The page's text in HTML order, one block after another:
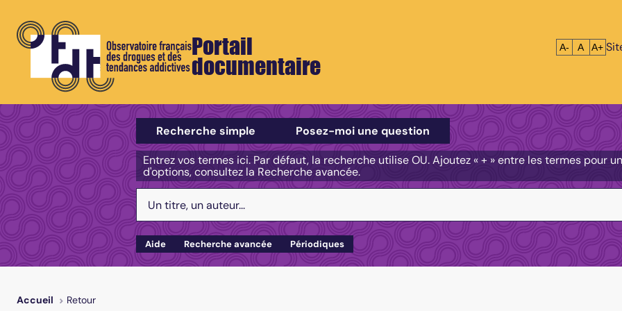
Portail
documentaire
Réduire le
A- A A+
Sélectionner un type de recherche
Recherche simple
Posez-moi une question
Entrez vos termes ici. Par défaut, la recherche utilise OU. Ajoutez « + » entre les termes pour
d'options, consultez la Recherche avancée.
Aide Recherche avancée Périodiques
Accueil Retour